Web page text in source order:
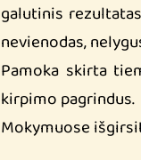
galutinis
nevienodas,
Pamoka skirta
kirpimo pagrindus.
Mokymuose